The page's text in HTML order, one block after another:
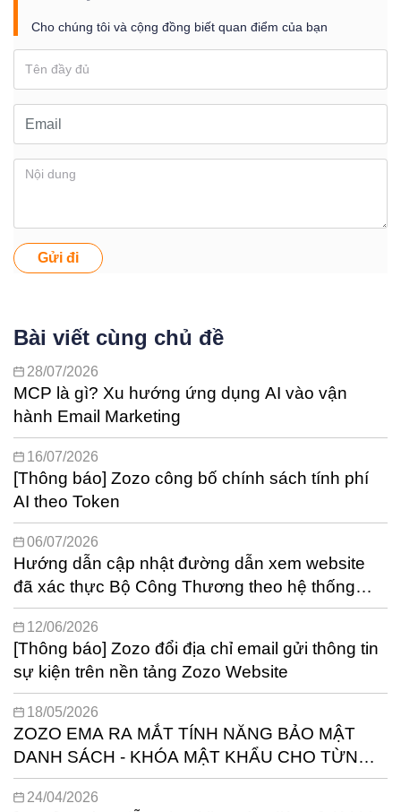
Cho chúng tôi và cộng đồng biết quan điểm của bạn
Gửi đi
Bài viết cùng chủ đề
28/07/2026
MCP là gì? Xu hướng ứng dụng AI vào vận
hành Email Marketing
16/07/2026
[Thông báo] Zozo công bố chính sách tính phí
AI theo Token
06/07/2026
Hướng dẫn cập nhật đường dẫn xem website
đã xác thực Bộ Công Thương theo hệ thống
mới - T6.2026
12/06/2026
[Thông báo] Zozo đổi địa chỉ email gửi thông tin
sự kiện trên nền tảng Zozo Website
18/05/2026
ZOZO EMA RA MẮT TÍNH NĂNG BẢO MẬT
DANH SÁCH - KHÓA MẬT KHẨU CHO TỪNG
TỆP KHÁCH HÀNG
24/04/2026